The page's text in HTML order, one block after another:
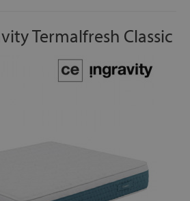
Termalfresh Classic